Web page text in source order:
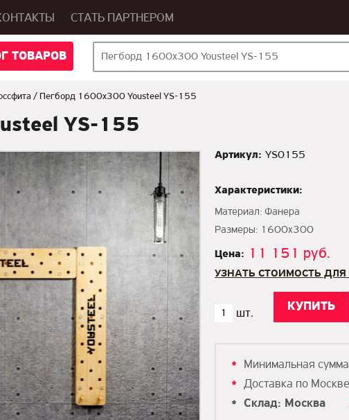
СТАТЬ ПАРТНЕРОМ
ТОВАРОВ
/ Пегборд 1600х300 Yousteel YS-155
YS-155
Артикул: YS0155
Характеристики:
Материал: Фанера
Размеры: 1600х300
Цена: 11 151 руб.
УЗНАТЬ СТОИМОСТЬ ДЛЯ
Минимальная
Доставка по
Склад: Москва